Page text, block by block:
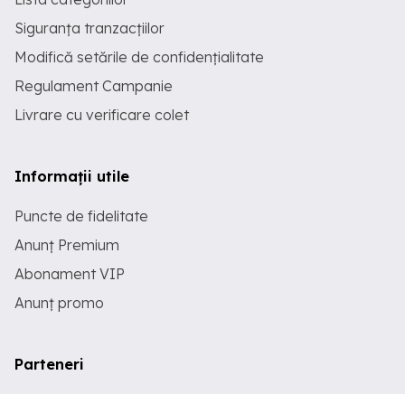
Siguranța tranzacțiilor
Modifică setările de confidențialitate
Regulament Campanie
Livrare cu verificare colet
Informații utile
Puncte de fidelitate
Anunț Premium
Abonament VIP
Anunț promo
Parteneri